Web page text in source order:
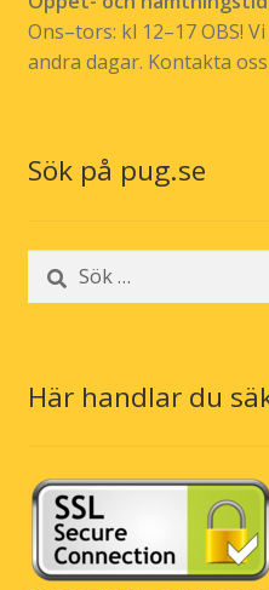
Ons–tors: kl 12–17 OBS!
andra dagar. Kontakta
Sök på pug.se
Sök
efter:
Här handlar du